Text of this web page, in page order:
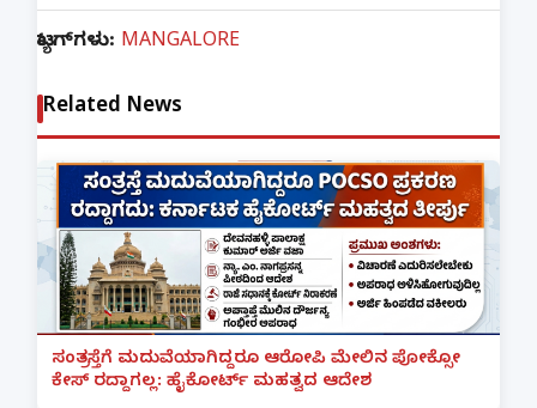
ಟ್ಯಾಗ್‌ಗಳು: MANGALORE
Related News
ಸಂತ್ರಸ್ತೆಗೆ ಮದುವೆಯಾಗಿದ್ದರೂ ಆರೋಪಿ ಮೇಲಿನ ಪೋಕ್ಸೋ
ಕೇಸ್ ರದ್ದಾಗಲ್ಲ: ಹೈಕೋರ್ಟ್ ಮಹತ್ವದ ಆದೇಶ